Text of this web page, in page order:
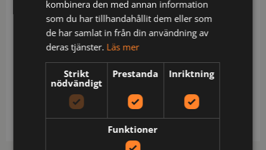
försluts med dragkedja. På vänster sida finns ett
fäste för ID-kort. Justerbara ärmslut med
kardborre, även justerbar vidd i sidorna med
kardborre. I den inre vänstra sidosömmen finns en
tvättchipficka.
Testad för industritvätt enligt ISO 15797
Förhöjd synbarhet EN 17353
kombinera den med annan information
som du har tillhandahållit dem eller som
de har samlat in från din användning av
deras tjänster. Läs mer
Strikt
nödvändigt
Prestanda Inriktning
Funktioner